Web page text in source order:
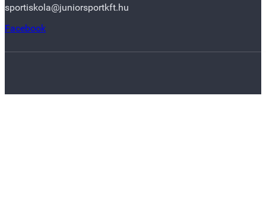
sportiskola@juniorsportkft.hu
Facebook